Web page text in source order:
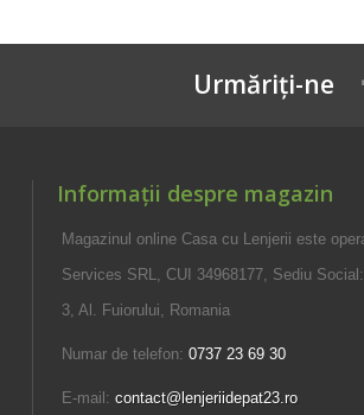
Urmăriți-ne
Informații despre magazin
Magazinul online Casa cu Lenjerii este
Services SRL, CUI 34968177, Sediu
3, Al. Fuiorului, Romania
Numar de telefon: 0737 23 69 30
E-mail: contact@lenjeriidepat23.ro